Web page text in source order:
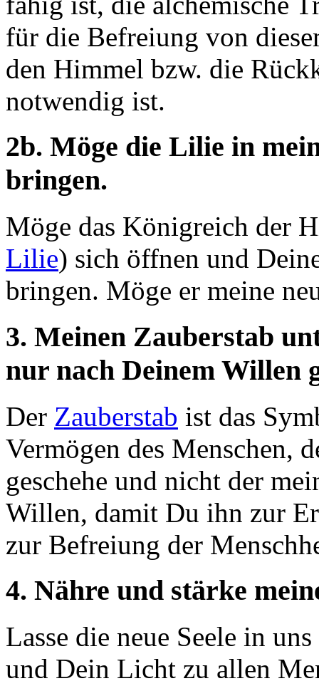
für die Befreiung von
den Himmel bzw. die
notwendig ist.
2b. Möge die Lilie in
bringen.
Möge das Königreich der
Lilie) sich öffnen und
bringen. Möge er meine
3. Meinen Zauberstab
nur nach Deinem Willen
Der Zauberstab ist das
Vermögen des Menschen,
geschehe und nicht der
Willen, damit Du ihn zur
zur Befreiung der
4. Nähre und stärke
Lasse die neue Seele in
und Dein Licht zu allen